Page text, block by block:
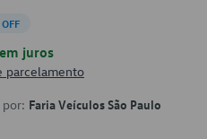
juros
parcelamento
Faria Veículos São Paulo